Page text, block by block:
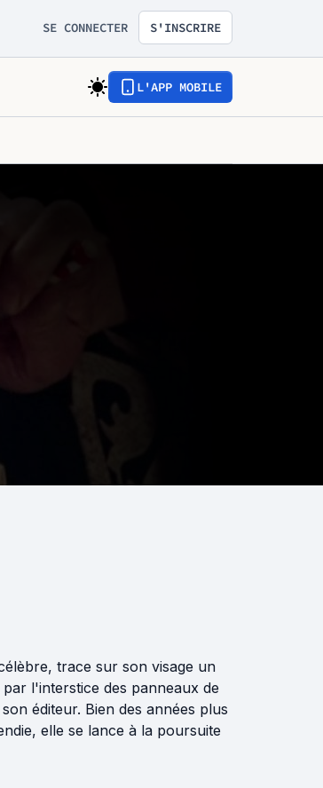
SE CONNECTER S'INSCRIRE
L'APP MOBILE
trace sur son visage un
l'interstice des panneaux de
éditeur. Bien des années plus
elle se lance à la poursuite